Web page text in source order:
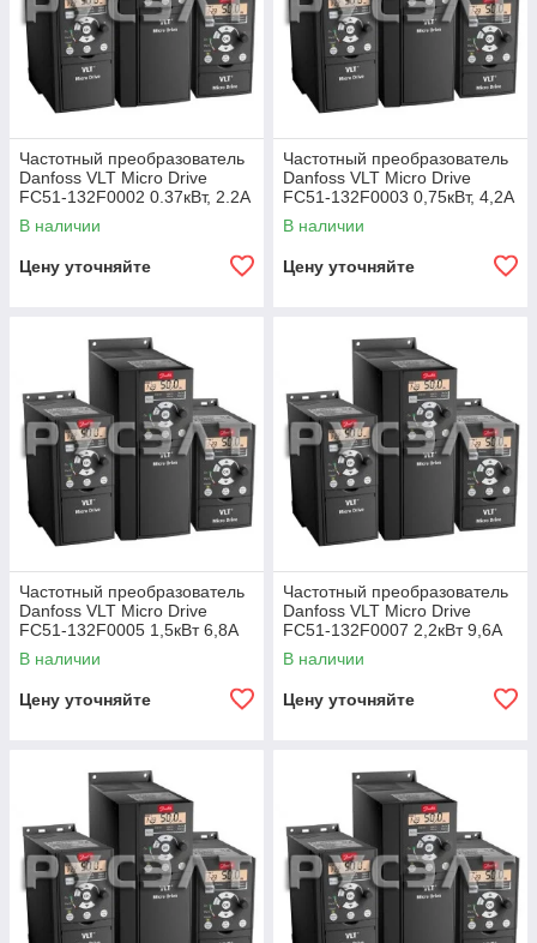
Частотный преобразователь
Danfoss VLT Micro Drive
FC51-132F0002 0.37кВт, 2.2А
В наличии
Цену уточняйте
Частотный преобразователь
Danfoss VLT Micro Drive
FC51-132F0003 0,75кВт, 4,2А
В наличии
Цену уточняйте
Частотный преобразователь
Danfoss VLT Micro Drive
FC51-132F0005 1,5кВт 6,8А
В наличии
Цену уточняйте
Частотный преобразователь
Danfoss VLT Micro Drive
FC51-132F0007 2,2кВт 9,6А
В наличии
Цену уточняйте